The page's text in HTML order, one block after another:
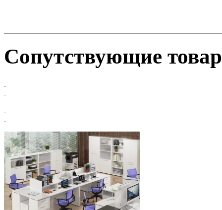
Сопутствующие